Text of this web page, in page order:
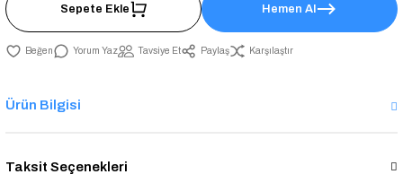
Sepete Ekle Hemen Al
Yorum Yaz Tavsiye Et Paylaş Karşılaştır
Ürün Bilgisi
Taksit Seçenekleri